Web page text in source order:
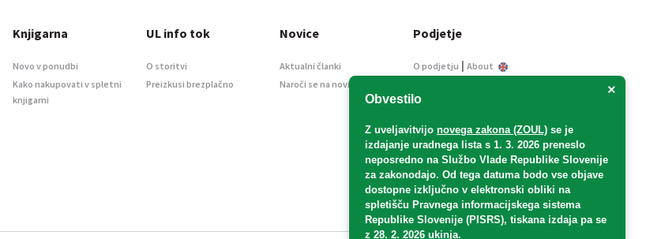
×
Obvestilo
Z uveljavitvijo novega zakona (ZOUL) se je
izdajanje uradnega lista s 1. 3. 2026 preneslo
neposredno na Službo Vlade Republike Slovenije
za zakonodajo. Od tega datuma bodo vse objave
dostopne izključno v elektronski obliki na
spletišču Pravnega informacijskega sistema
Republike Slovenije (PISRS), tiskana izdaja pa se
z 28. 2. 2026 ukinja.
Knjigarna
Novo v ponudbi
Kako nakupovati v spletni
knjigarni
UL info tok
O storitvi
Preizkusi brezplačno
Novice
Aktualni članki
Naroči se na novice
Podjetje
O podjetju | About
Informacije javnega
Oglaševanje
Splošni pogoji
Izjava o varstvu osebnih
podatkov
E-dražbe